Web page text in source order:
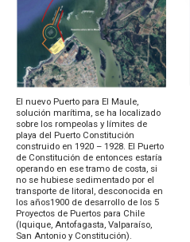
El nuevo Puerto para El Maule,
solución marítima, se ha localizado
sobre los rompeolas y límites de
playa del Puerto Constitución
construido en 1920 – 1928. El Puerto
de Constitución de entonces estaría
operando en ese tramo de costa, si
no se hubiese sedimentado por el
transporte de litoral, desconocida en
los años1900 de desarrollo de los 5
Proyectos de Puertos para Chile
(Iquique, Antofagasta, Valparaíso,
San Antonio y Constitución).